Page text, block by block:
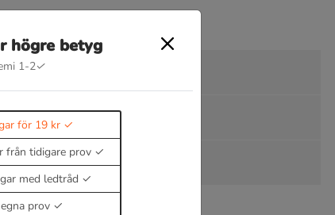
högre betyg
1-2✓
för 19 kr
från tidigare prov
med ledtråd
prov